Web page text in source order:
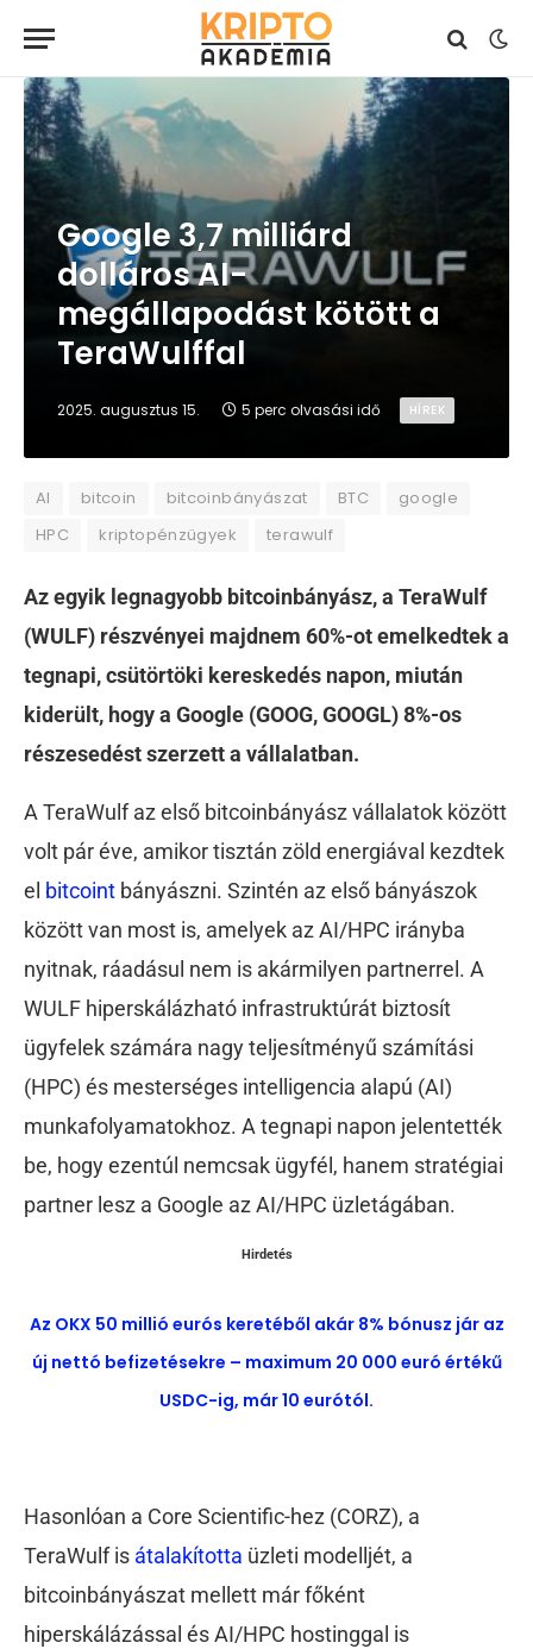
Google 3,7 milliárd
dolláros AI-
megállapodást kötött a
TeraWulffal
2025. augusztus 15. 5 perc olvasási idő HÍREK
AI bitcoin bitcoinbányászat BTC
google
HPC
kriptopénzügyek terawulf
Az egyik legnagyobb bitcoinbányász, a TeraWulf
(WULF) részvényei majdnem 60%-ot emelkedtek a
tegnapi, csütörtöki kereskedés napon, miután
kiderült, hogy a Google (GOOG, GOOGL) 8%-os
részesedést szerzett a vállalatban.
A TeraWulf az első bitcoinbányász vállalatok között
volt pár éve, amikor tisztán zöld energiával kezdtek
el bitcoint bányászni. Szintén az első bányászok
között van most is, amelyek az AI/HPC irányba
nyitnak, ráadásul nem is akármilyen partnerrel. A
WULF hiperskálázható infrastruktúrát biztosít
ügyfelek számára nagy teljesítményű számítási
(HPC) és mesterséges intelligencia alapú (AI)
munkafolyamatokhoz. A tegnapi napon jelentették
be, hogy ezentúl nemcsak ügyfél, hanem stratégiai
partner lesz a Google az AI/HPC üzletágában.
Hirdetés
Az OKX 50 millió eurós keretéből akár 8% bónusz jár az
új nettó befizetésekre – maximum 20 000 euró értékű
USDC-ig, már 10 eurótól.
Hasonlóan a Core Scientific-hez (CORZ), a
TeraWulf is átalakította üzleti modelljét, a
bitcoinbányászat mellett már főként
hiperskálázással és AI/HPC hostinggal is